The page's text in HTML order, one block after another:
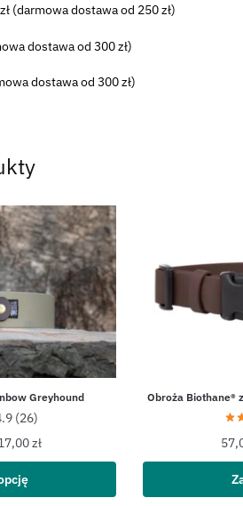
(darmowa dostawa od 250 zł)
dostawa od 300 zł)
dostawa od 300 zł)
Greyhound
(26)
zł
Obroża Biothane®